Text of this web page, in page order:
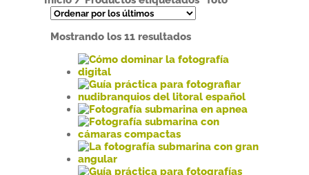
Mostrando los 11 resultadosOrdenado
los
Este
producto
tiene
múltiples
variantes.
Las
opciones
se
Este
producto
tiene
múltiples
variantes.
Las
Este
producto
tiene
múltiples
variantes.
Este
producto
tiene
Este